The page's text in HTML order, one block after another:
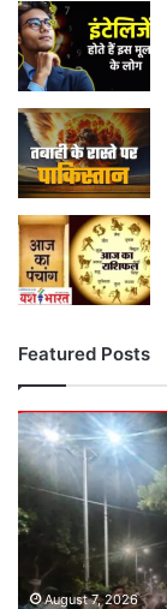
Featured Posts
कांवड़ियों
पर
हमला:
गाड़ी
टकराने
पर
August 7, 2026